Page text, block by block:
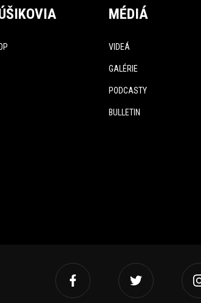
MÉDIÁ
VIDEÁ
GALÉRIE
PODCASTY
BULLETIN